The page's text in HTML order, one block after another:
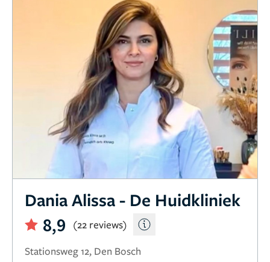
Dania Alissa - De Huidkliniek
8,9
(22 reviews)
Stationsweg 12, Den Bosch